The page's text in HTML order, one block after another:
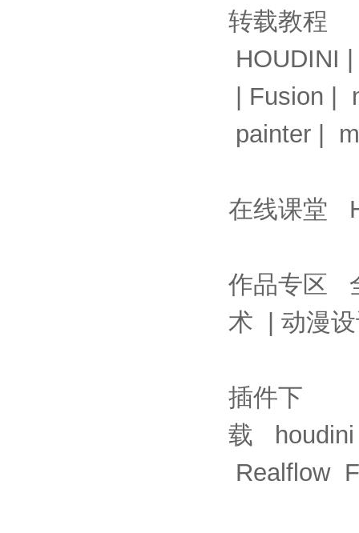
转载教程
HOUDINI
Fusion
painter
在线课堂
作品专区
术
动漫
插件下
载
houdini
Realflow